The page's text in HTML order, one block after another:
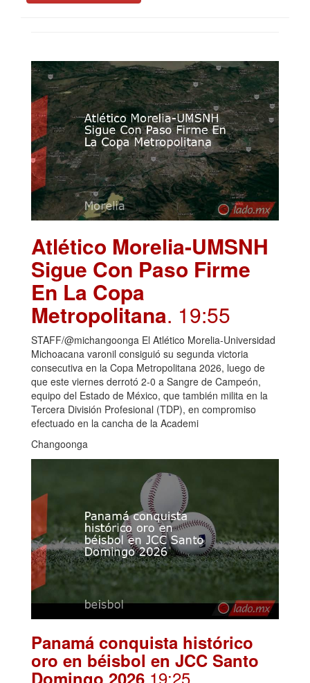
Atlético Morelia-UMSNH
Sigue Con Paso Firme
En La Copa
Metropolitana. 19:55
STAFF/@michangoonga El Atlético Morelia-Universidad
Michoacana varonil consiguió su segunda victoria
consecutiva en la Copa Metropolitana 2026, luego de
que este viernes derrotó 2-0 a Sangre de Campeón,
equipo del Estado de México, que también milita en la
Tercera División Profesional (TDP), en compromiso
efectuado en la cancha de la Academi
Changoonga
Panamá conquista histórico
oro en béisbol en JCC Santo
Domingo 2026 .19:25